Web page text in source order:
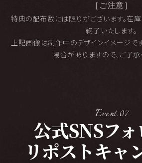
［ご注意］
特典の配布数には限りがございます。在
終了いたします。
上記画像は制作中のデザインイメージで
場合がありますので、ご了承
Event.07
公式SNSフ
リポストキャ